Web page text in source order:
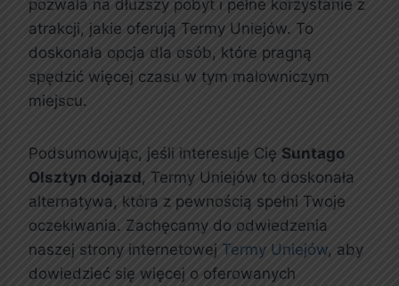
pozwala na dłuższy pobyt i pełne korzystanie z
atrakcji, jakie oferują Termy Uniejów. To
doskonała opcja dla osób, które pragną
spędzić więcej czasu w tym malowniczym
miejscu.
Podsumowując, jeśli interesuje Cię Suntago
Olsztyn dojazd, Termy Uniejów to doskonała
alternatywa, która z pewnością spełni Twoje
oczekiwania. Zachęcamy do odwiedzenia
naszej strony internetowej Termy Uniejów, aby
dowiedzieć się więcej o oferowanych